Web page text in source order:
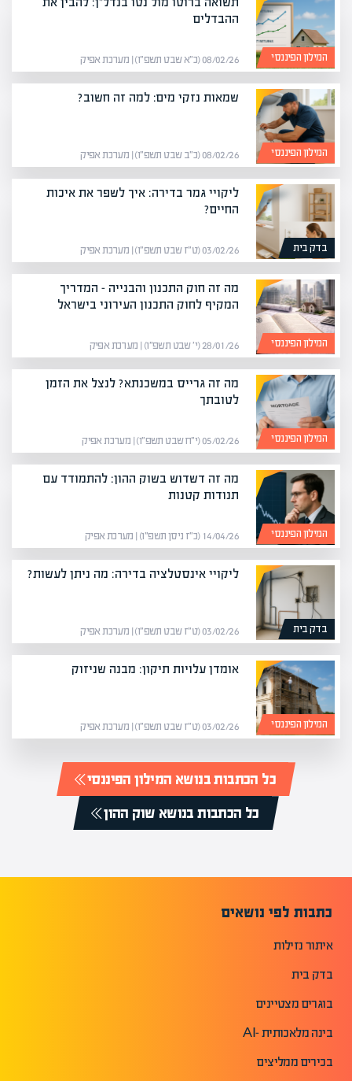
המילון הפיננסי
ההבדלים
08/02/26 (כ״א שבט תשפ״ו) | מערכת אפיק
המילון הפיננסי
שמאות נזקי מים: למה זה חשוב?
08/02/26 (כ״ב שבט תשפ״ו) | מערכת אפיק
בדק בית
ליקויי גמר בדירה: איך לשפר את איכות
החיים?
03/02/26 (ט״ז שבט תשפ״ו) | מערכת אפיק
המילון הפיננסי
מה זה חוק התכנון והבנייה – המדריך
המקיף לחוק התכנון העירוני בישראל
28/01/26 (י׳ שבט תשפ״ו) | מערכת אפיק
המילון הפיננסי
מה זה גרייס במשכנתא? לנצל את הזמן
לטובתך
05/02/26 (י״ח שבט תשפ״ו) | מערכת אפיק
המילון הפיננסי
מה זה דשדוש בשוק ההון: להתמודד עם
תנודות קטנות
14/04/26 (כ״ז ניסן תשפ״ו) | מערכת אפיק
בדק בית
ליקויי אינסטלציה בדירה: מה ניתן לעשות?
03/02/26 (ט״ז שבט תשפ״ו) | מערכת אפיק
המילון הפיננסי
אומדן עלויות תיקון: מבנה שניזוק
03/02/26 (ט״ז שבט תשפ״ו) | מערכת אפיק
כל הכתבות בנושא המילון הפיננסי
כל הכתבות בנושא שוק ההון
כתבות לפי נושאים
איתור נזילות
בדק בית
בוגרים מצטיינים
בינה מלאכותית -AI
בכירים ממליצים